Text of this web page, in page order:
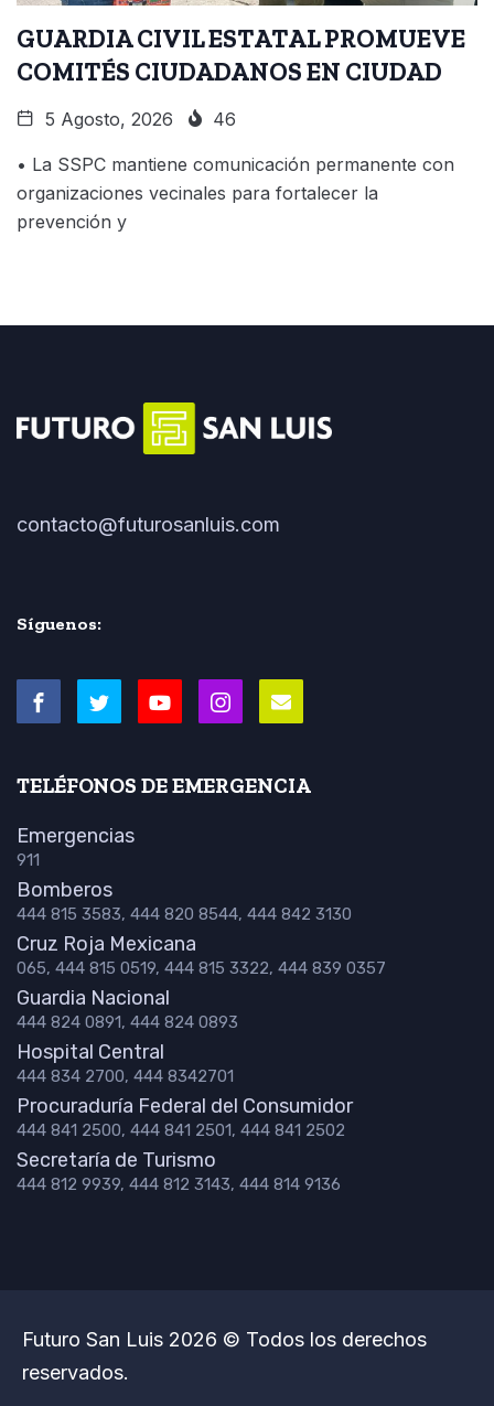
GUARDIA CIVIL ESTATAL PROMUEVE
COMITÉS CIUDADANOS EN CIUDAD
5 Agosto, 2026 46
• La SSPC mantiene comunicación permanente con
organizaciones vecinales para fortalecer la
prevención y
contacto@futurosanluis.com
Síguenos:
TELÉFONOS DE EMERGENCIA
Emergencias
911
Bomberos
444 815 3583, 444 820 8544, 444 842 3130
Cruz Roja Mexicana
065, 444 815 0519, 444 815 3322, 444 839 0357
Guardia Nacional
444 824 0891, 444 824 0893
Hospital Central
444 834 2700, 444 8342701
Procuraduría Federal del Consumidor
444 841 2500, 444 841 2501, 444 841 2502
Secretaría de Turismo
444 812 9939, 444 812 3143, 444 814 9136
Futuro San Luis 2026 © Todos los derechos
reservados.